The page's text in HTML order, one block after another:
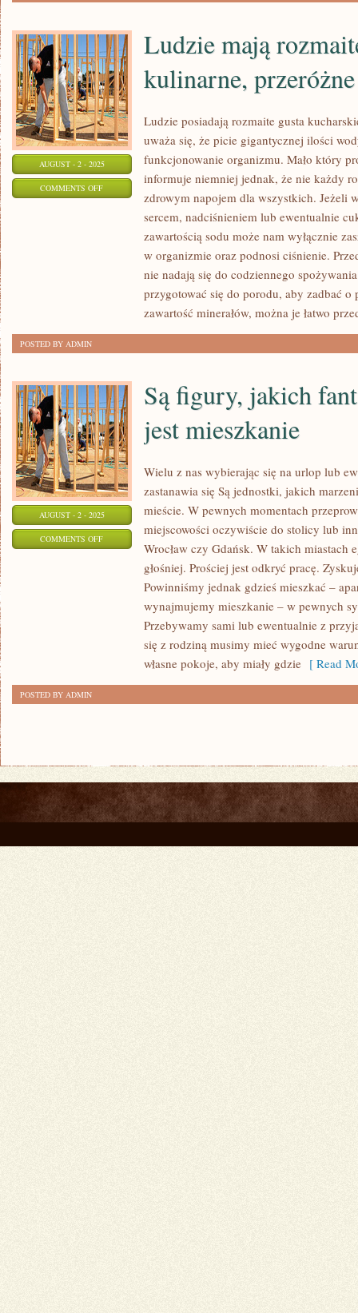
AUGUST - 2 - 2025
COMMENTS OFFON
Ludzie mają
kulinarne, przeróżne
Ludzie posiadają rozmaite gusta
uważa się, że picie gigantycznej ilości
funkcjonowanie organizmu. Mało który
informuje niemniej jednak, że nie każdy
zdrowym napojem dla wszystkich. Jeżeli
sercem, nadciśnieniem lub ewentualnie
zawartością sodu może nam wyłącznie
w organizmie oraz podnosi ciśnienie.
nie nadają się do codziennego
przygotować się do porodu, aby zadbać
zawartość minerałów, można je łatwo
POSTED BY ADMIN
AUGUST - 2 - 2025
COMMENTS OFFON
Są figury, jakich
jest mieszkanie
Wielu z nas wybierając się na urlop lub
zastanawia się Są jednostki, jakich
mieście. W pewnych momentach
miejscowości oczywiście do stolicy lub
Wrocław czy Gdańsk. W takich miastach
głośniej. Prościej jest odkryć pracę.
Powinniśmy jednak gdzieś mieszkać –
wynajmujemy mieszkanie – w pewnych
Przebywamy sami lub ewentualnie z
się z rodziną musimy mieć wygodne
własne pokoje, aby miały gdzie [ Read
POSTED BY ADMIN